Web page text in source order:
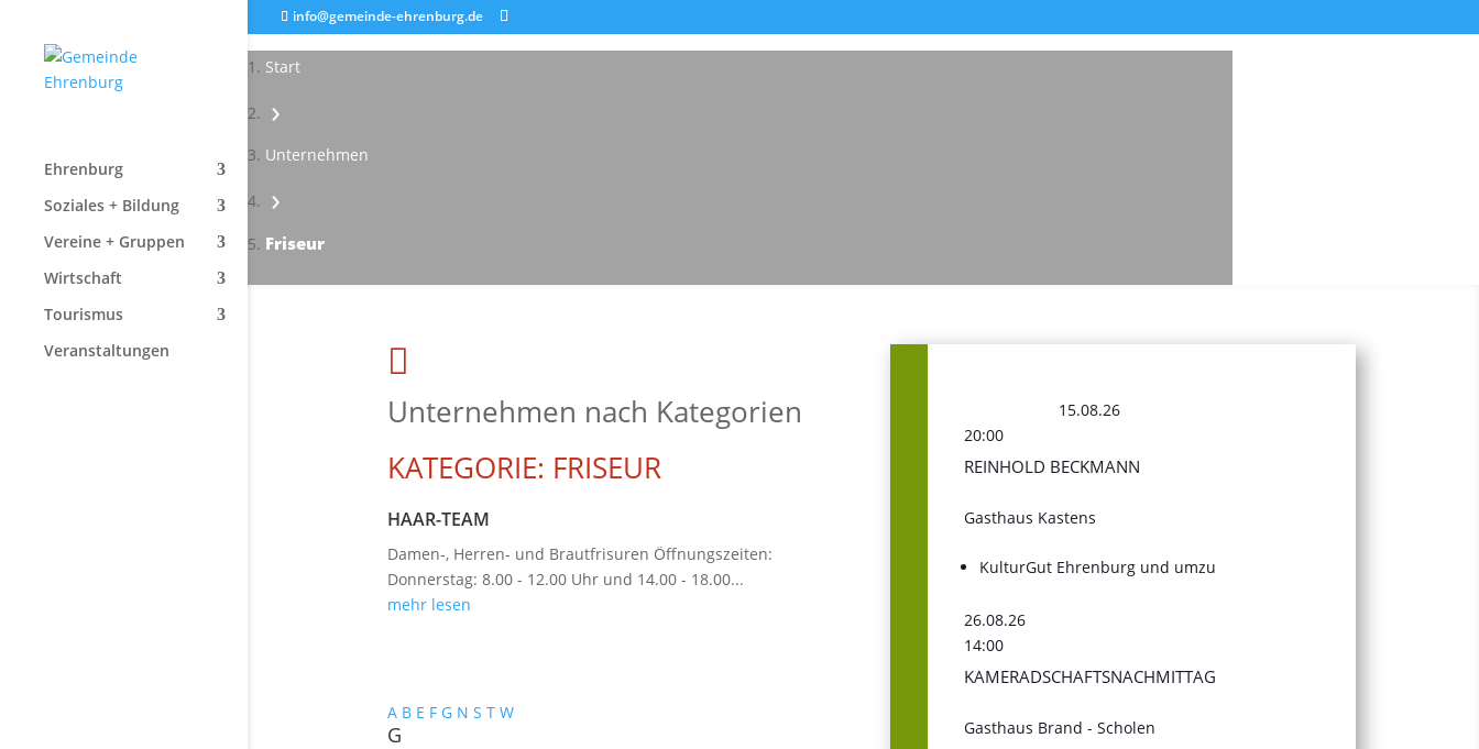
info@gemeinde-ehrenburg.de
Ehrenburg
Soziales + Bildung
Vereine + Gruppen
Wirtschaft
Tourismus
Veranstaltungen
Start
›
Unternehmen
›
Friseur

Unternehmen nach Kategorien
KATEGORIE: FRISEUR
HAAR-TEAM
Damen-, Herren- und Brautfrisuren Öffnungszeiten:
Donnerstag: 8.00 - 12.00 Uhr und 14.00 - 18.00...
mehr lesen
A B E F G N S T W
G
15.08.26
20:00
REINHOLD BECKMANN
Gasthaus Kastens
KulturGut Ehrenburg und umzu
26.08.26
14:00
KAMERADSCHAFTSNACHMITTAG
Gasthaus Brand - Scholen